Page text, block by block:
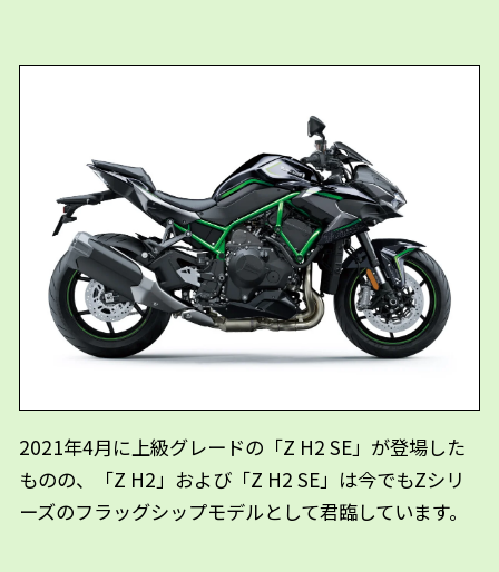
2021年4月に上級グレードの「Z H2 SE」が登場した
ものの、「Z H2」および「Z H2 SE」は今でもZシリ
ーズのフラッグシップモデルとして君臨しています。